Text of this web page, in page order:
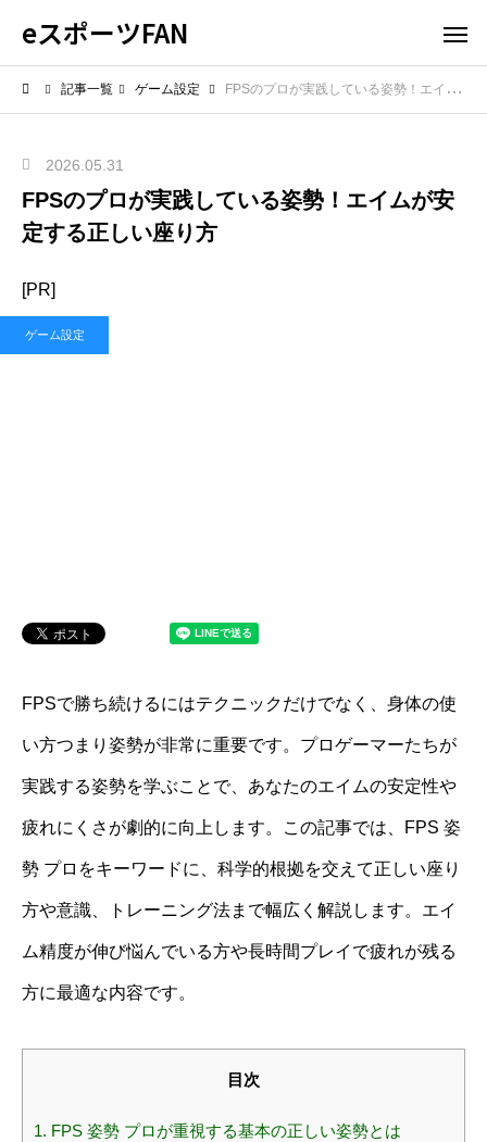
eスポーツFAN
記事一覧 ゲーム設定 FPSのプロが実践している姿勢！エイムが安定する正しい座り方
2026.05.31
FPSのプロが実践している姿勢！エイムが安
定する正しい座り方
[PR]
ゲーム設定
FPSで勝ち続けるにはテクニックだけでなく、身体の使
い方つまり姿勢が非常に重要です。プロゲーマーたちが
実践する姿勢を学ぶことで、あなたのエイムの安定性や
疲れにくさが劇的に向上します。この記事では、FPS 姿
勢 プロをキーワードに、科学的根拠を交えて正しい座り
方や意識、トレーニング法まで幅広く解説します。エイ
ム精度が伸び悩んでいる方や長時間プレイで疲れが残る
方に最適な内容です。
目次
1. FPS 姿勢 プロが重視する基本の正しい姿勢とは